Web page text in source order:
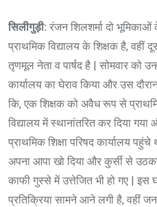
सिलीगुड़ी: रंजन शिलशर्मा दो
प्राथमिक विद्यालय के शिक्षक है, वहीं
तृणमूल नेता व पार्षद है | सोमवार को
कार्यालय का घेराव किया और उस
कि, एक शिक्षक को अवैध रूप से
विद्यालय में स्थानांतरित कर दिया
प्राथमिक शिक्षा परिषद कार्यालय
अपना आपा खो दिया और कुर्सी से
काफी गुस्से में उत्तेजित भी हो गए |
प्रतिक्रिया सामने आने लगी है, वहीं